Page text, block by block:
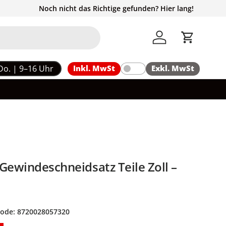
Noch nicht das Richtige gefunden? Hier lang!
Einloggen
| 9–16 Uhr Inkl. MwSt Exkl. MwSt
Teile Zoll –
8720028057320